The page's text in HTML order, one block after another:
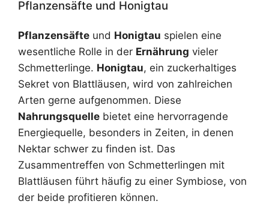
Pflanzensäfte und Honigtau
Pflanzensäfte und Honigtau spielen eine
wesentliche Rolle in der Ernährung vieler
Schmetterlinge. Honigtau, ein zuckerhaltiges
Sekret von Blattläusen, wird von zahlreichen
Arten gerne aufgenommen. Diese
Nahrungsquelle bietet eine hervorragende
Energiequelle, besonders in Zeiten, in denen
Nektar schwer zu finden ist. Das
Zusammentreffen von Schmetterlingen mit
Blattläusen führt häufig zu einer Symbiose, von
der beide profitieren können.